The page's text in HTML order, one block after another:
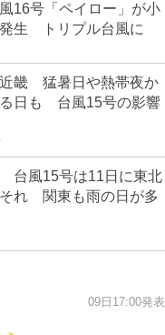
風16号「ペイロー」が小
生 トリプル台風に
畿 猛暑日や熱帯夜か
日も 台風15号の影響
台風15号は11日に東北
れ 関東も雨の日が多
09日17:00発表